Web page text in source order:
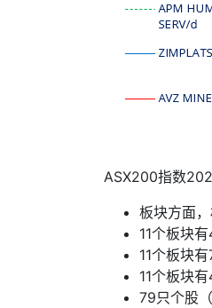
ASX200指数
板块方面
11个板块有
11个板块有
11个板块有
79只个股